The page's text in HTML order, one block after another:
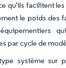
qu'ils facilitent
le poids des
par cycle de
système sur